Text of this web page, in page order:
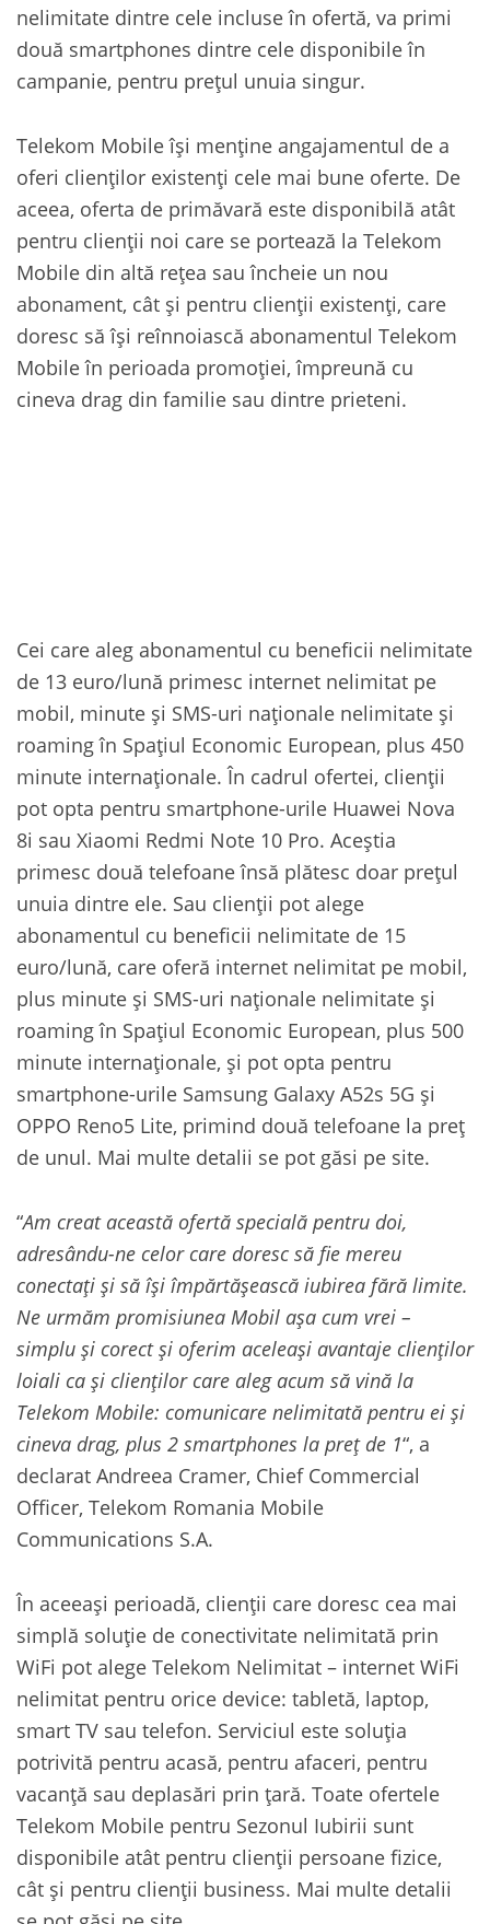
nelimitate dintre cele incluse în ofertă, va primi
două smartphones dintre cele disponibile în
campanie, pentru prețul unuia singur.
Telekom Mobile își menține angajamentul de a
oferi clienților existenți cele mai bune oferte. De
aceea, oferta de primăvară este disponibilă atât
pentru clienții noi care se portează la Telekom
Mobile din altă rețea sau încheie un nou
abonament, cât și pentru clienții existenți, care
doresc să își reînnoiască abonamentul Telekom
Mobile în perioada promoției, împreună cu
cineva drag din familie sau dintre prieteni.
Cei care aleg abonamentul cu beneficii nelimitate
de 13 euro/lună primesc internet nelimitat pe
mobil, minute și SMS-uri naționale nelimitate și
roaming în Spațiul Economic European, plus 450
minute internaționale. În cadrul ofertei, clienții
pot opta pentru smartphone-urile Huawei Nova
8i sau Xiaomi Redmi Note 10 Pro. Aceștia
primesc două telefoane însă plătesc doar prețul
unuia dintre ele. Sau clienții pot alege
abonamentul cu beneficii nelimitate de 15
euro/lună, care oferă internet nelimitat pe mobil,
plus minute și SMS-uri naționale nelimitate și
roaming în Spațiul Economic European, plus 500
minute internaționale, și pot opta pentru
smartphone-urile Samsung Galaxy A52s 5G și
OPPO Reno5 Lite, primind două telefoane la preț
de unul. Mai multe detalii se pot găsi pe site.
“Am creat această ofertă specială pentru doi,
adresându-ne celor care doresc să fie mereu
conectați și să își împărtășească iubirea fără limite.
Ne urmăm promisiunea Mobil așa cum vrei –
simplu și corect și oferim aceleași avantaje clienților
loiali ca și clienților care aleg acum să vină la
Telekom Mobile: comunicare nelimitată pentru ei și
cineva drag, plus 2 smartphones la preț de 1“, a
declarat Andreea Cramer, Chief Commercial
Officer, Telekom Romania Mobile
Communications S.A.
În aceeași perioadă, clienții care doresc cea mai
simplă soluție de conectivitate nelimitată prin
WiFi pot alege Telekom Nelimitat – internet WiFi
nelimitat pentru orice device: tabletă, laptop,
smart TV sau telefon. Serviciul este soluția
potrivită pentru acasă, pentru afaceri, pentru
vacanță sau deplasări prin țară. Toate ofertele
Telekom Mobile pentru Sezonul Iubirii sunt
disponibile atât pentru clienții persoane fizice,
cât și pentru clienții business. Mai multe detalii